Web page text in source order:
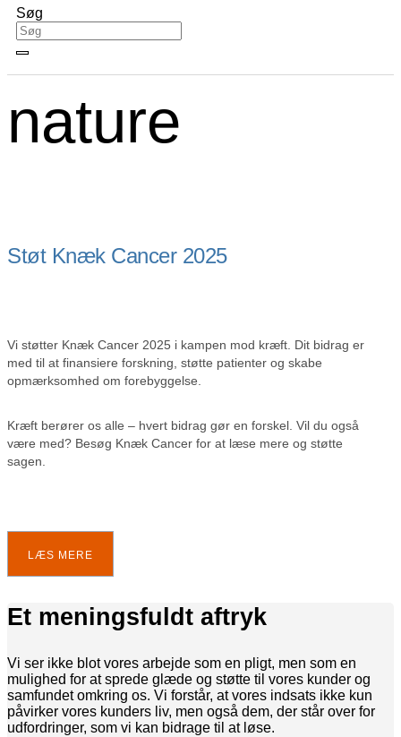
Søg
nature
Støt Knæk Cancer 2025
Vi støtter Knæk Cancer 2025 i kampen mod kræft. Dit bidrag er
med til at finansiere forskning, støtte patienter og skabe
opmærksomhed om forebyggelse.
Kræft berører os alle – hvert bidrag gør en forskel. Vil du også
være med? Besøg Knæk Cancer for at læse mere og støtte
sagen.
LÆS MERE
Et meningsfuldt aftryk
Vi ser ikke blot vores arbejde som en pligt, men som en
mulighed for at sprede glæde og støtte til vores kunder og
samfundet omkring os. Vi forstår, at vores indsats ikke kun
påvirker vores kunders liv, men også dem, der står over for
udfordringer, som vi kan bidrage til at løse.